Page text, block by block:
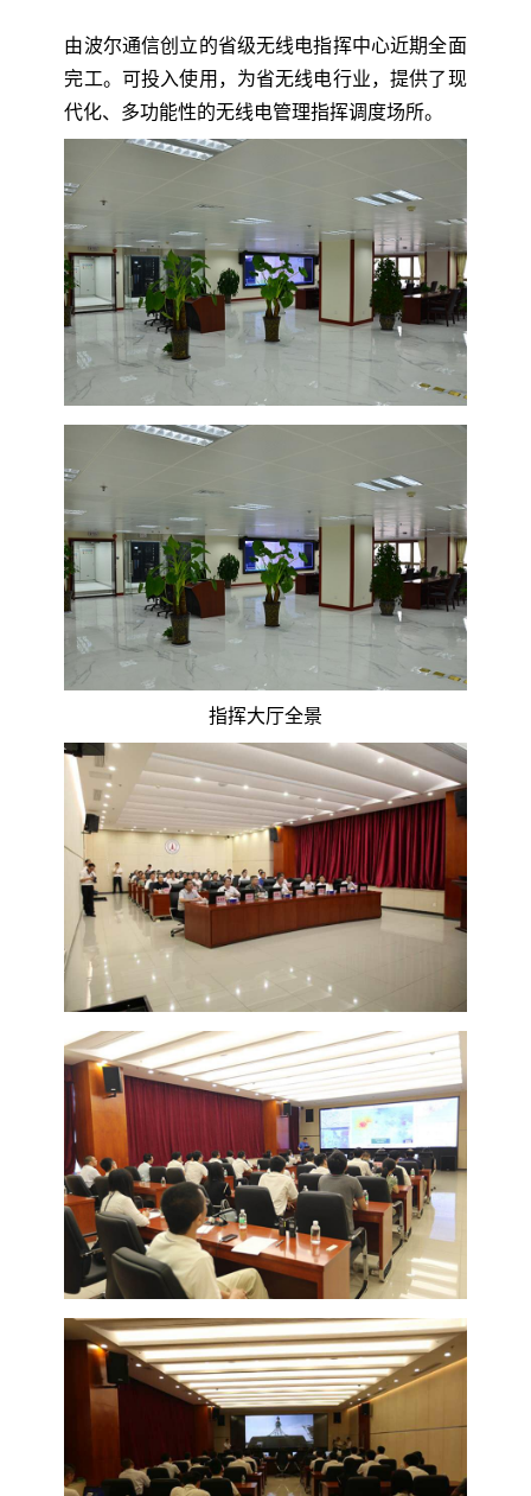
由波尔通信创立的省级无线电指挥中心近期全面
完工。可投入使用，为省无线电行业，提供了现
代化、多功能性的无线电管理指挥调度场所。
指挥大厅全景